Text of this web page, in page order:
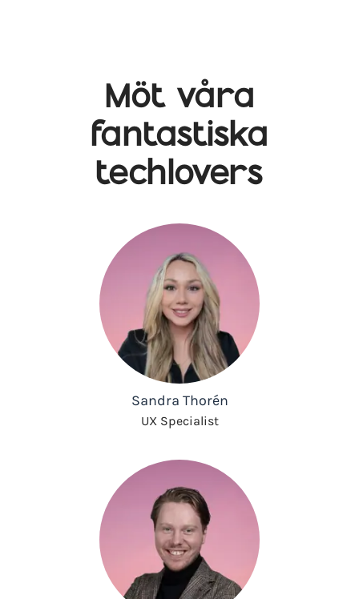
Möt våra
fantastiska
techlovers
Sandra Thorén
UX Specialist